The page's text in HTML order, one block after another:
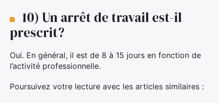
10) Un arrêt de travail est-il
prescrit?
Oui. En général, il est de 8 à 15 jours en fonction de
l’activité professionnelle.
Poursuivez votre lecture avec les articles similaires :